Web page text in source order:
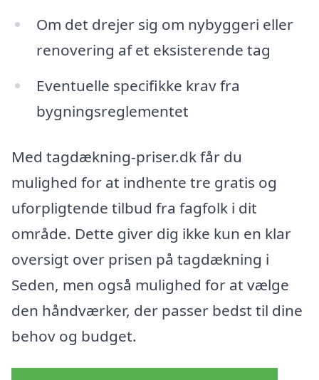
Om det drejer sig om nybyggeri eller
renovering af et eksisterende tag
Eventuelle specifikke krav fra
bygningsreglementet
Med tagdækning-priser.dk får du
mulighed for at indhente tre gratis og
uforpligtende tilbud fra fagfolk i dit
område. Dette giver dig ikke kun en klar
oversigt over prisen på tagdækning i
Seden, men også mulighed for at vælge
den håndværker, der passer bedst til dine
behov og budget.